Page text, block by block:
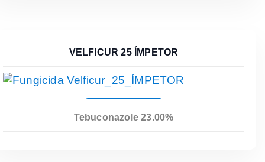
VELFICUR 25 ÍMPETOR
Leer Más
Tebuconazole 23.00%